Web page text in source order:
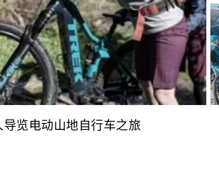
览电动山地自行车之旅